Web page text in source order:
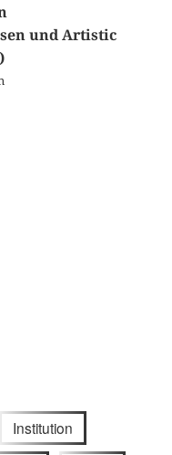
und Artistic
Institution